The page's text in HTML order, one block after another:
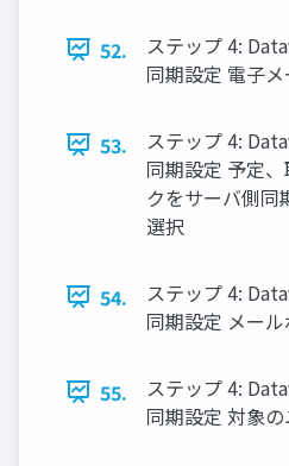
52.
ステップ 4:
同期設定 電子
53.
ステップ 4:
同期設定 予定
クをサーバ側同
選択
54.
ステップ 4:
同期設定 メー
55.
ステップ 4:
同期設定 対象